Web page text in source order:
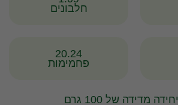
חלבונים
20.24
פחמימות
מדידה של 100 גרם